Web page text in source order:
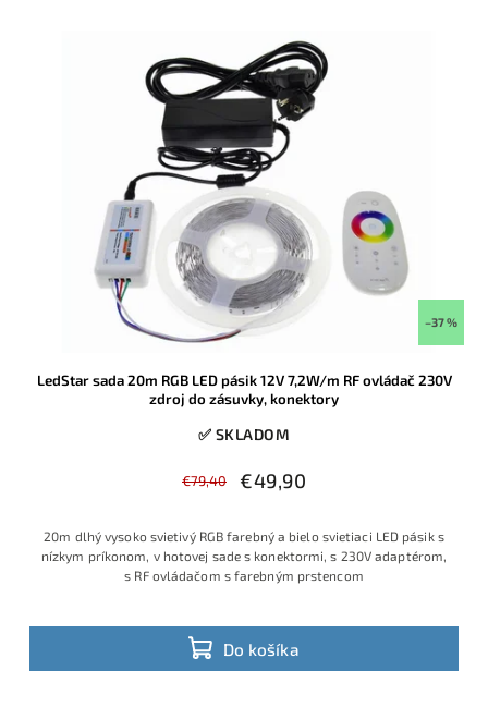
–37 %
LedStar sada 20m RGB LED pásik 12V 7,2W/m RF ovládač 230V
zdroj do zásuvky, konektory
✅ SKLADOM
€79,40 €49,90
Do košíka
20m dlhý vysoko svietivý RGB farebný a bielo svietiaci LED pásik s
nízkym príkonom, v hotovej sade s konektormi, s 230V adaptérom,
s RF ovládačom s farebným prstencom